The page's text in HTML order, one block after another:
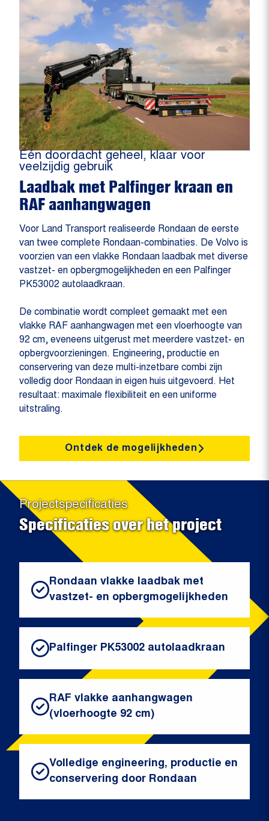
Eén doordacht geheel, klaar voor
veelzijdig gebruik
Laadbak met Palfinger kraan en
RAF aanhangwagen
Voor Land Transport realiseerde Rondaan de eerste
van twee complete Rondaan-combinaties. De Volvo is
voorzien van een vlakke Rondaan laadbak met diverse
vastzet- en opbergmogelijkheden en een Palfinger
PK53002 autolaadkraan.
De combinatie wordt compleet gemaakt met een
vlakke RAF aanhangwagen met een vloerhoogte van
92 cm, eveneens uitgerust met meerdere vastzet- en
opbergvoorzieningen. Engineering, productie en
conservering van deze multi-inzetbare combi zijn
volledig door Rondaan in eigen huis uitgevoerd. Het
resultaat: maximale flexibiliteit en een uniforme
uitstraling.
Ontdek de mogelijkheden
Projectspecificaties
Specificaties over het project
Rondaan vlakke laadbak met
vastzet- en opbergmogelijkheden
Palfinger PK53002 autolaadkraan
RAF vlakke aanhangwagen
(vloerhoogte 92 cm)
Volledige engineering, productie en
conservering door Rondaan